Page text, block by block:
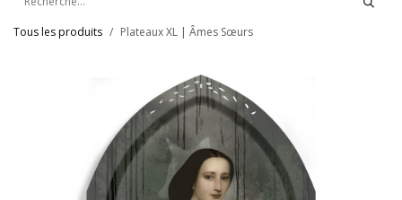
Tous les produits Plateaux XL | Âmes Sœurs